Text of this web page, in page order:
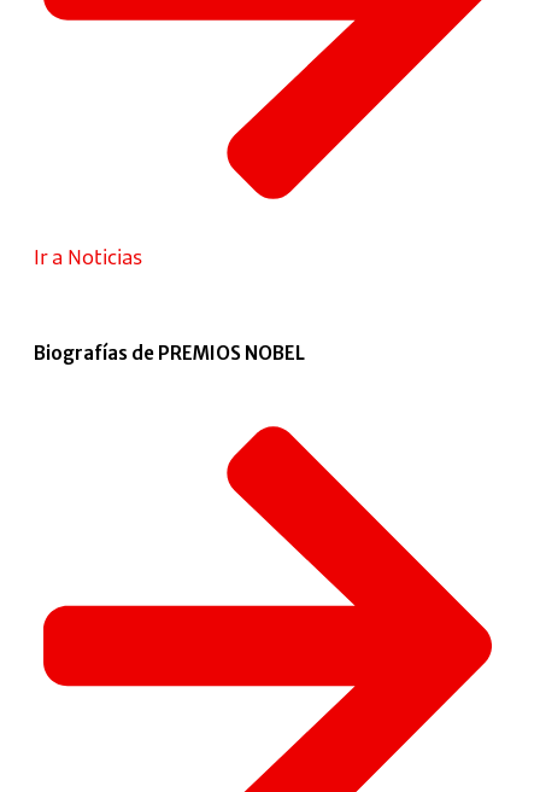
Ir a Noticias
Biografías de PREMIOS NOBEL